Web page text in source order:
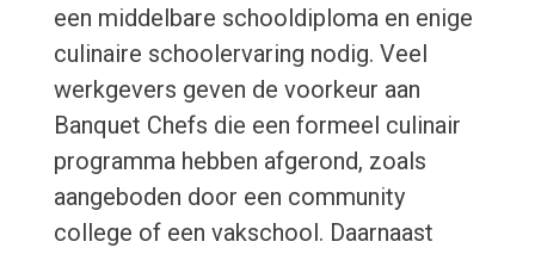
een middelbare schooldiploma en enige
culinaire schoolervaring nodig. Veel
werkgevers geven de voorkeur aan
Banquet Chefs die een formeel culinair
programma hebben afgerond, zoals
aangeboden door een community
college of een vakschool. Daarnaast